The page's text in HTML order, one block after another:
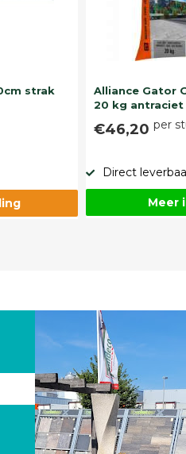
strak
Alliance Gator
20 kg antraciet
€46,20 per
Direct
Meer